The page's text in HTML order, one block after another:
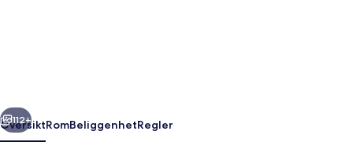
Neste
112+
OversiktRomBeliggenhetRegler